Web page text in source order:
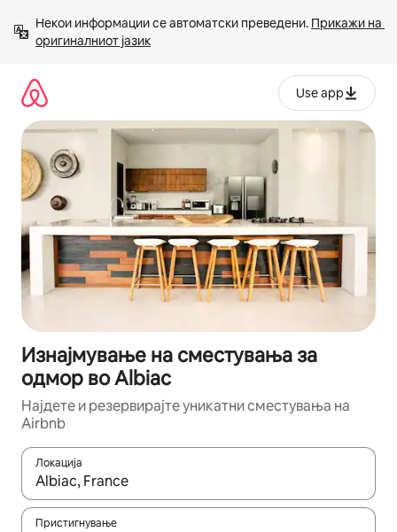
содржина
Некои информации се автоматски преведени. Прикажи на
оригиналниот јазик
Use app
Изнајмување на сместувања за
одмор во Albiac
Најдете и резервирајте уникатни сместувања на
Airbnb
Локација
Кога резултатите се достапни, движете се со копчињата
Пристигнување